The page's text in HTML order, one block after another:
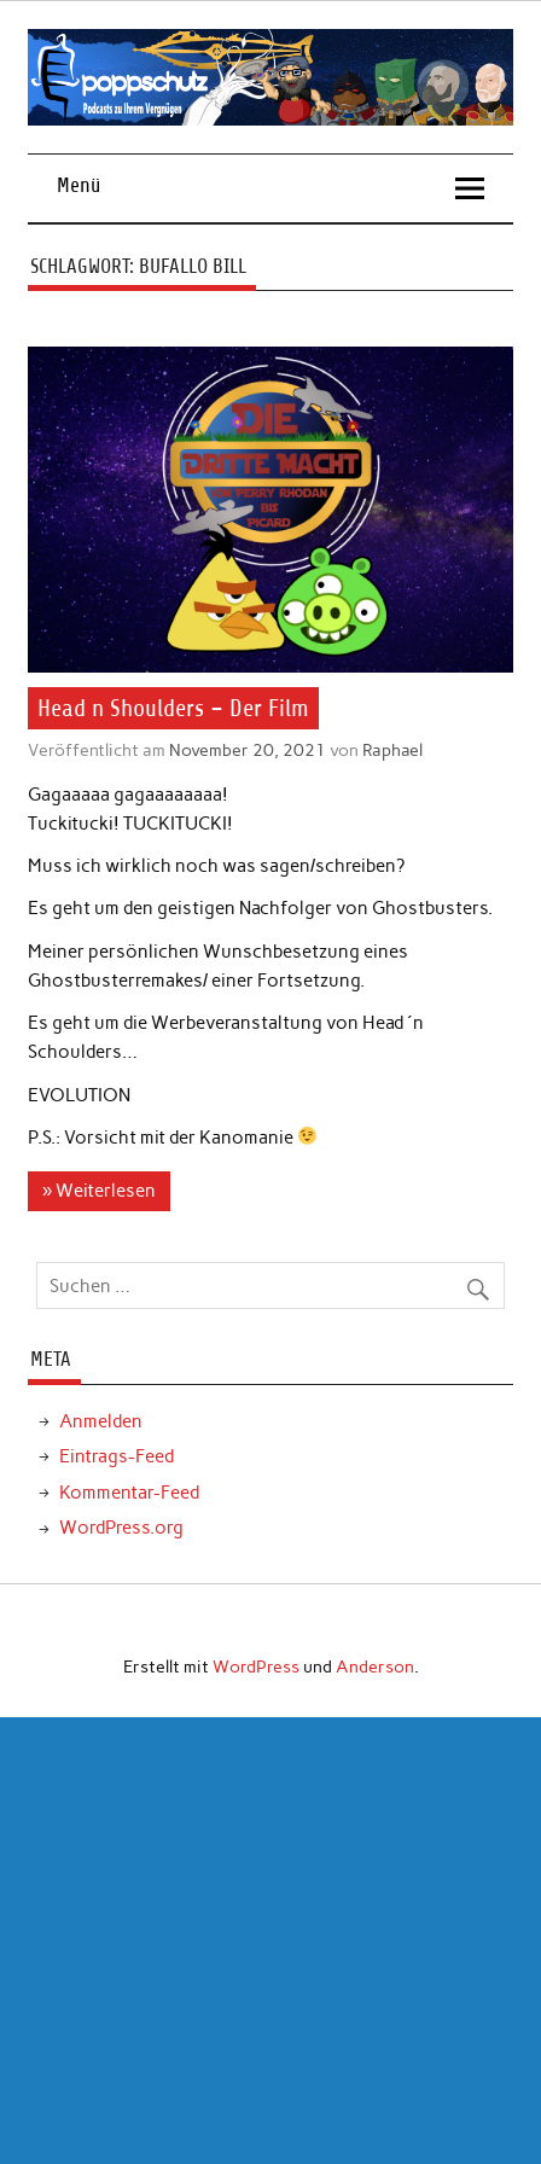
Skip
contentPodcasts zu Ihrem Vergnügen
Menü
SCHLAGWORT: BUFALLO BILL
Head n Shoulders – Der Film
Veröffentlicht am November 20, 2021 von Raphael
Gagaaaaa gagaaaaaaaa!
Tuckitucki! TUCKITUCKI!
Muss ich wirklich noch was sagen/schreiben?
Es geht um den geistigen Nachfolger von Ghostbusters.
Meiner persönlichen Wunschbesetzung eines
Ghostbusterremakes/ einer Fortsetzung.
Es geht um die Werbeveranstaltung von Head ´n
Schoulders…
EVOLUTION
P.S.: Vorsicht mit der Kanomanie
» Weiterlesen
META
Anmelden
Eintrags-Feed
Kommentar-Feed
WordPress.org
Erstellt mit WordPressund Anderson.